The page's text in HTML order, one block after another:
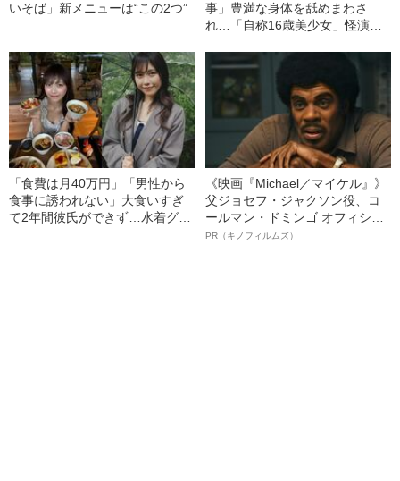
いそば」新メニューは“この2つ”
事」豊満な身体を舐めまわさ
れ…「自称16歳美少女」怪演
ぎる“熟れ方”
「食費は月40万円」「男性から
食事に誘われない」大食いすぎ
て2年間彼氏ができず…水着グラ
《映画『Michael／マイケル』》
父ジョセフ・ジャクソン役、コ
ールマン・ドミンゴ オフィシャ
ルインタビュー“観客を魅了した
PR（キノフィルムズ）